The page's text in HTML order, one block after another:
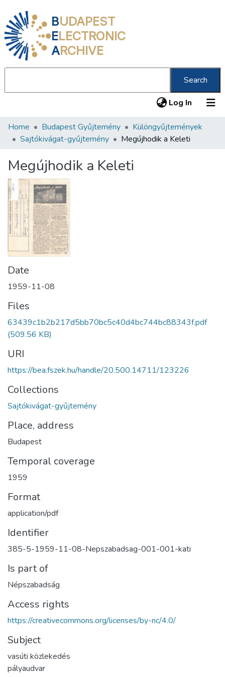
BUDAPEST
ELECTRONIC
ARCHIVE
Search
Log In (current)
Communities & Collections
Statistics
About us
Home Budapest Gyűjtemény
Különgyűjtemények
Sajtókivágat-gyűjtemény
Megújhodik a Keleti
Megújhodik a Keleti
Date
1959-11-08
Files
63439c1b2b217d5bb70bc5c40d4bc744bc88343f.pdf
(509.56 KB)
URI
https://bea.fszek.hu/handle/20.500.14711/123226
Collections
Sajtókivágat-gyűjtemény
Place, address
Budapest
Temporal coverage
1959
Format
application/pdf
Identifier
385-5-1959-11-08-Nepszabadsag-001-001-kati
Is part of
Népszabadság
Access rights
https://creativecommons.org/licenses/by-nc/4.0/
Subject
vasúti közlekedés
pályaudvar